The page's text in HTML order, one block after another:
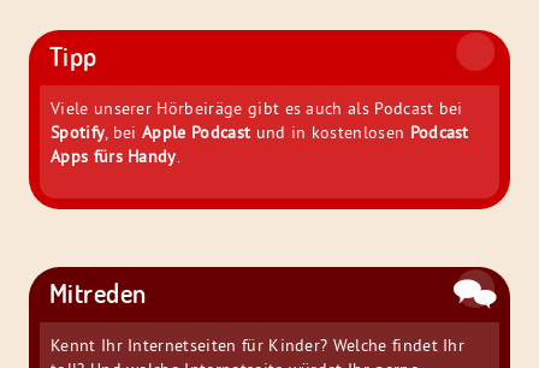
Tipp
Viele unserer Hörbeiräge gibt es auch als Podcast bei
Spotify, beiApple Podcast und in kostenlosen Podcast
Apps fürs Handy.
Mitreden
Kennt Ihr Internetseiten für Kinder? Welche findet Ihr